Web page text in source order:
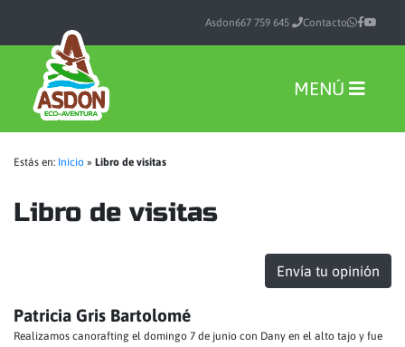
Asdon667 759 645 Contacto
MENÚ
Estás en: Inicio » Libro de visitas
Libro de visitas
Envía tu opinión
Patricia Gris Bartolomé
Realizamos canorafting el domingo 7 de junio con Dany en el alto tajo y fue